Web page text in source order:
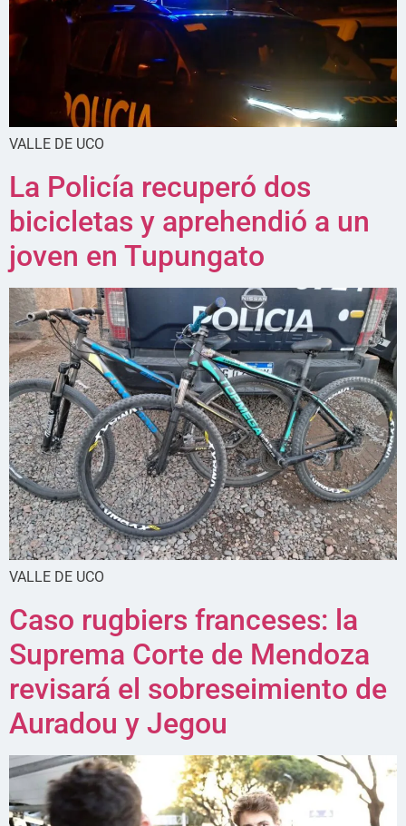
VALLE DE UCO
La Policía recuperó dos
bicicletas y aprehendió a un
joven en Tupungato
VALLE DE UCO
Caso rugbiers franceses: la
Suprema Corte de Mendoza
revisará el sobreseimiento de
Auradou y Jegou